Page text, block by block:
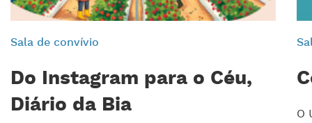
Sala de convívio
Do Instagram para o Céu,
Diário da Bia
O